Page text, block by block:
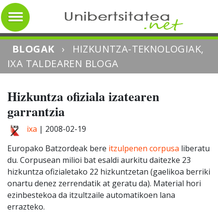
BLOGAK ›
HIZKUNTZA-TEKNOLOGIAK,
IXA TALDEAREN BLOGA
Hizkuntza ofiziala izatearen
garrantzia
ixa | 2008-02-19
Europako Batzordeak bere itzulpenen corpusa liberatu
du. Corpusean milioi bat esaldi aurkitu daitezke 23
hizkuntza ofizialetako 22 hizkuntzetan (gaelikoa berriki
onartu denez zerrendatik at geratu da). Material hori
ezinbestekoa da itzultzaile automatikoen lana
errazteko.